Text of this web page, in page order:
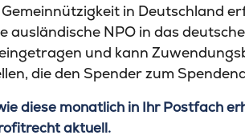
in Deutschland
ausländische NPO in das
und kann
die den Spender zum
diese monatlich in Ihr Postfach
aktuell.